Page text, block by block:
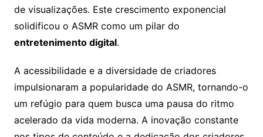
de visualizações. Este crescimento exponencial
solidificou o ASMR como um pilar do
entretenimento digital.
A acessibilidade e a diversidade de criadores
impulsionaram a popularidade do ASMR, tornando-o
um refúgio para quem busca uma pausa do ritmo
acelerado da vida moderna. A inovação constante